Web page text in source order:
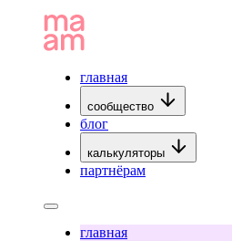
главная
сообщество
блог
калькуляторы
партнёрам
главная